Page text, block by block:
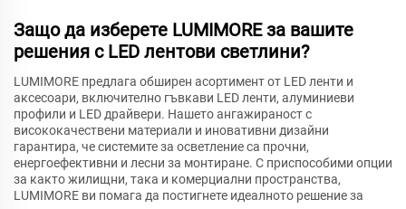
Защо да изберете LUMIMORE за вашите
решения с LED лентови светлини?
LUMIMORE предлага обширен асортимент от LED ленти и
аксесоари, включително гъвкави LED ленти, алуминиеви
профили и LED драйвери. Нашето ангажираност с
висококачествени материали и иновативни дизайни
гарантира, че системите за осветление са прочни,
енергоефективни и лесни за монтиране. С приспособими опции
за както жилищни, така и комерциални пространства,
LUMIMORE ви помага да постигнете идеалното решение за